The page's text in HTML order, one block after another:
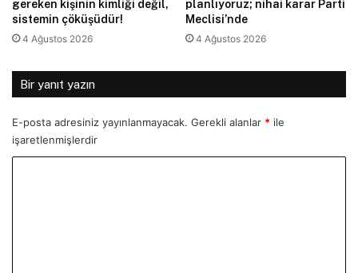
gereken kişinin kimliği değil,
sistemin çöküşüdür!
4 Ağustos 2026
planlıyoruz; nihai karar Parti
Meclisi’nde
4 Ağustos 2026
Bir yanıt yazın
E-posta adresiniz yayınlanmayacak. Gerekli alanlar * ile
işaretlenmişlerdir